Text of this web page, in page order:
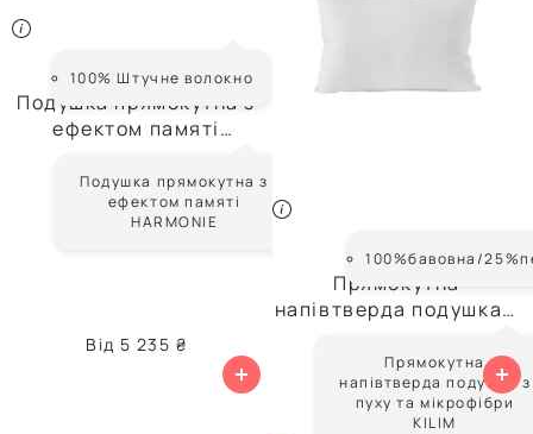
100% Штучне волокно
HARMONIE
Подушка прямокутна з
ефектом памяті
Подушка прямокутна з
ефектом памяті
HARMONIE
Від 5 235 ₴
100%бавовна/
KILIM
Прямокутна
напівтверда подушка з
KILIM
Прямокутна
напівтверда подушка з
пуху та мікрофібри
KILIM